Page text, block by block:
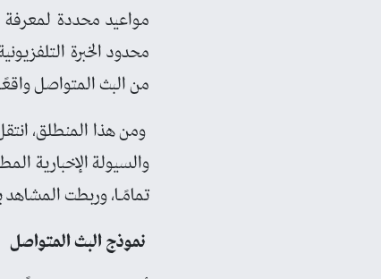
مواعيد محددة لمعرفة
محدود الخبرة
من البث المتواصل
ومن هذا المنطلق،
والسيولة الإخبارية
تمامًـا، وربطت المشاهد
نموذج البث المتواصل